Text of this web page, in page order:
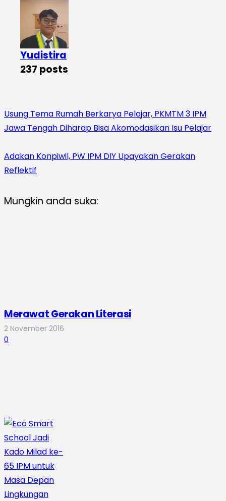
Yudistira
237 posts
Usung Tema Rumah Berkarya Pelajar, PKMTM 3 IPM
Jawa Tengah Diharap Bisa Akomodasikan Isu Pelajar
Adakan Konpiwil, PW IPM DIY Upayakan Gerakan
Reflektif
Mungkin anda suka:
Merawat Gerakan Literasi
2 November 2016
0